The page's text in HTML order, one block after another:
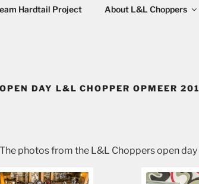
Hardtail Project About L&L Choppers
OPEN DAY L&L CHOPPER OPMEER
The photos from the L&L Choppers open day